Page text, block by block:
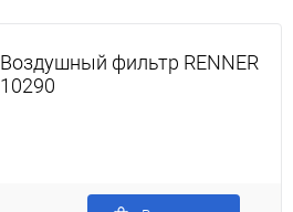
Воздушный фильтр RENNER
10290